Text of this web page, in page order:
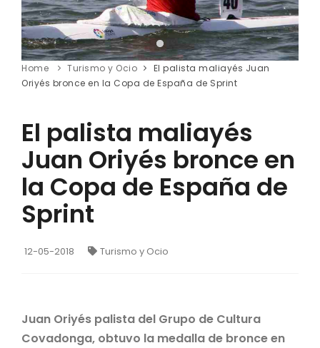
Home Turismo y Ocio
El palista maliayés Juan
Oriyés bronce en la Copa de España de Sprint
El palista maliayés
Juan Oriyés bronce en
la Copa de España de
Sprint
12-05-2018 Turismo y Ocio
Juan Oriyés palista del Grupo de Cultura
Covadonga, obtuvo la medalla de bronce en